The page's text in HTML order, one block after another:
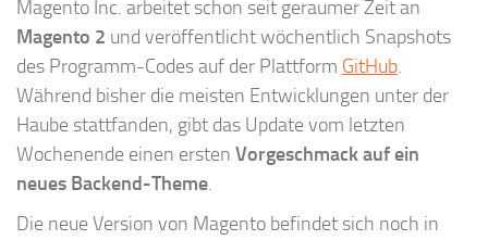
Magento Inc. arbeitet schon seit geraumer Zeit an
Magento 2 und veröffentlicht wöchentlich Snapshots
des Programm-Codes auf der Plattform GitHub.
Während bisher die meisten Entwicklungen unter der
Haube stattfanden, gibt das Update vom letzten
Wochenende einen ersten Vorgeschmack auf ein
neues Backend-Theme.
Die neue Version von Magento befindet sich noch in